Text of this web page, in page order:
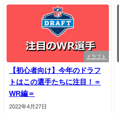
ドラフト
【初心者向け】今年のドラフ
トはこの選手たちに注目！＝
WR編＝
2022年4月27日